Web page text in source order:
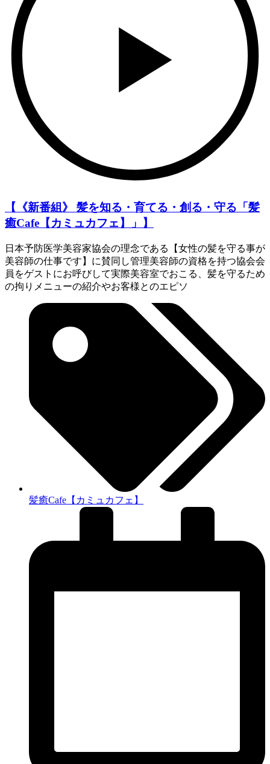
【《新番組》 髪を知る・育てる・創る・守る「髪
癒Cafe【カミュカフェ】」】
日本予防医学美容家協会の理念である【女性の髪を守る事が
美容師の仕事です】に賛同し管理美容師の資格を持つ協会会
員をゲストにお呼びして実際美容室でおこる、髪を守るため
の拘りメニューの紹介やお客様とのエピソ
髪癒Cafe【カミュカフェ】